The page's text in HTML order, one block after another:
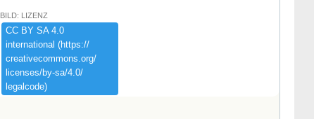
BILD: LIZENZ
CC ​BY ​SA ​4.​0 ​
international ​(​https:​/​/​
creativecommons.​org/​
licenses/​by-​sa/​4.​0/​
legalcode)​